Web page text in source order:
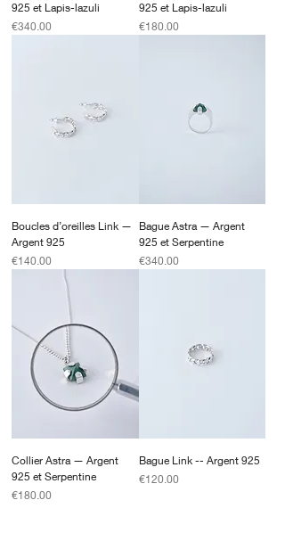
925 et Lapis-lazuli
Price
€340.00
925 et Lapis-lazuli
Price
€180.00
Boucles d’oreilles Link —
Argent 925
Price
€140.00
Bague Astra — Argent
925 et Serpentine
Price
€340.00
Collier Astra — Argent
925 et Serpentine
Price
€180.00
Bague Link -- Argent 925
Price
€120.00